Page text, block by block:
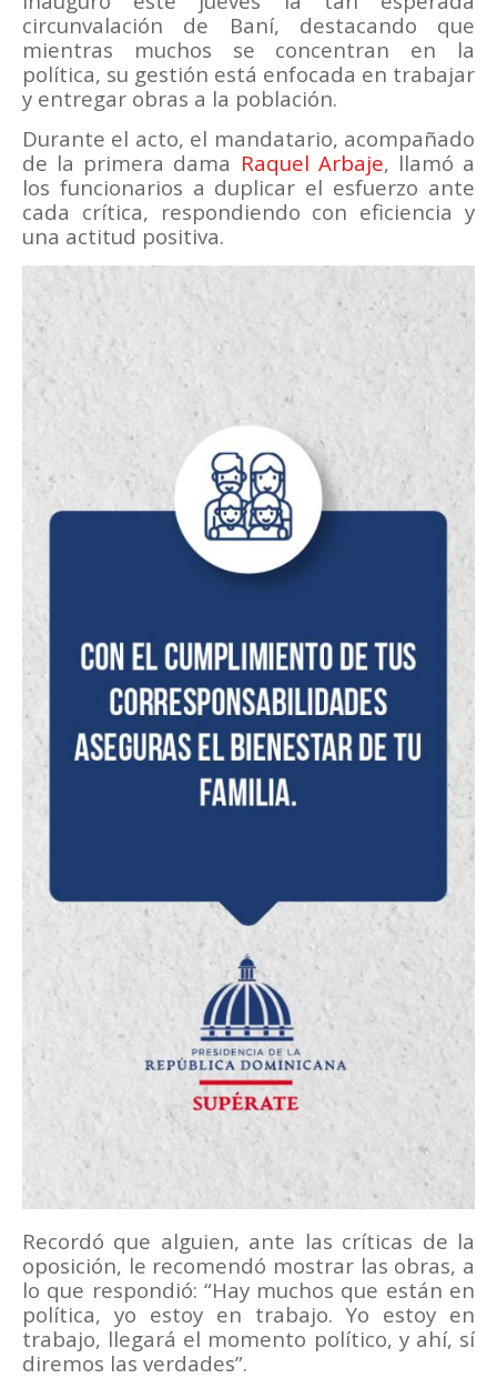
circunvalación de Baní, destacando que
mientras muchos se concentran en la
política, su gestión está enfocada en trabajar
y entregar obras a la población.
Durante el acto, el mandatario, acompañado
de la primera dama Raquel Arbaje, llamó a
los funcionarios a duplicar el esfuerzo ante
cada crítica, respondiendo con eficiencia y
una actitud positiva.
Recordó que alguien, ante las críticas de la
oposición, le recomendó mostrar las obras, a
lo que respondió: “Hay muchos que están en
política, yo estoy en trabajo. Yo estoy en
trabajo, llegará el momento político, y ahí, sí
diremos las verdades”.